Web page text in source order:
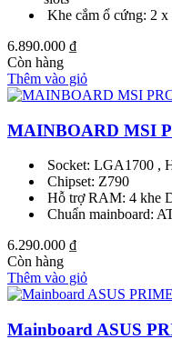
Khe cắm ổ cứng: 2
6.890.000 ₫
Còn hàng
Thêm vào giỏ
MAINBOARD MSI
Socket: LGA1700 ,
Chipset: Z790
Hỗ trợ RAM: 4 khe
Chuẩn mainboard:
6.290.000 ₫
Còn hàng
Thêm vào giỏ
Mainboard ASUS